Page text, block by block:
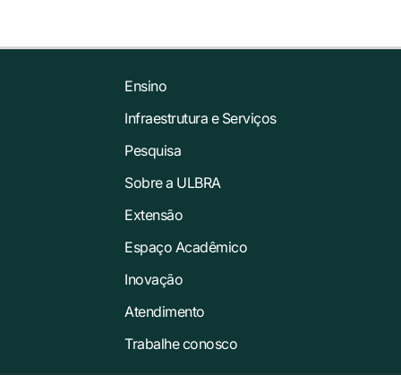
Ensino
Infraestrutura e Serviços
Pesquisa
Sobre a ULBRA
Extensão
Espaço Acadêmico
Inovação
Atendimento
Trabalhe conosco